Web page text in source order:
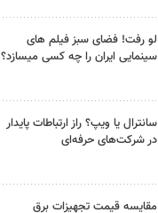
لو رفت! فضای سبز فیلم های
سینمایی ایران را چه کسی میسازد؟
سانترال یا ویپ؟ راز ارتباطات پایدار
در شرکت‌های حرفه‌ای
مقایسه قیمت تجهیزات برق